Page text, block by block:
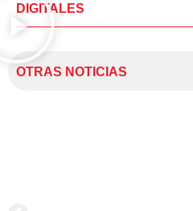
DIGITALES
OTRAS NOTICIAS